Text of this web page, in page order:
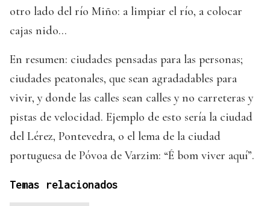
otro lado del río Miño: a limpiar el río, a colocar
cajas nido...
En resumen: ciudades pensadas para las personas;
ciudades peatonales, que sean agradadables para
vivir, y donde las calles sean calles y no carreteras y
pistas de velocidad. Ejemplo de esto sería la ciudad
del Lérez, Pontevedra, o el lema de la ciudad
portuguesa de Póvoa de Varzim: “É bom viver aquí”.
Temas relacionados